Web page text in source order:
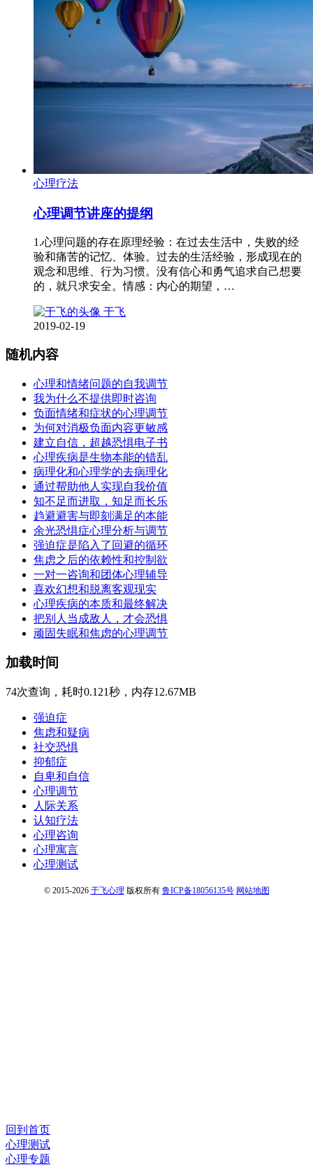
心理疗法
心理调节讲座的提纲
1.心理问题的存在原理经验：在过去生活中，失败的经
验和痛苦的记忆、体验。过去的生活经验，形成现在的
观念和思维、行为习惯。没有信心和勇气追求自己想要
的，就只求安全。情感：内心的期望，…
于飞
2019-02-19
随机内容
心理和情绪问题的自我调节
我为什么不提供即时咨询
负面情绪和症状的心理调节
为何对消极负面内容更敏感
建立自信，超越恐惧电子书
心理疾病是生物本能的错乱
病理化和心理学的去病理化
通过帮助他人实现自我价值
知不足而进取，知足而长乐
趋避避害与即刻满足的本能
余光恐惧症心理分析与调节
强迫症是陷入了回避的循环
焦虑之后的依赖性和控制欲
一对一咨询和团体心理辅导
喜欢幻想和脱离客观现实
心理疾病的本质和最终解决
把别人当成敌人，才会恐惧
顽固失眠和焦虑的心理调节
加载时间
74次查询，耗时0.121秒，内存12.67MB
强迫症
焦虑和疑病
社交恐惧
抑郁症
自卑和自信
心理调节
人际关系
认知疗法
心理咨询
心理寓言
心理测试
© 2015-2026 于飞心理 版权所有 鲁ICP备18056135号 网站地图
回到首页
心理测试
心理专题